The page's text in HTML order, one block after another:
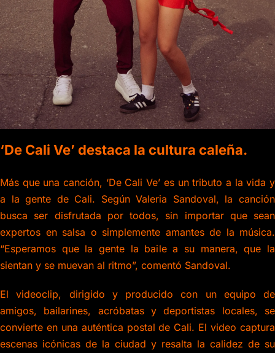
‘De Cali Ve’ destaca la cultura caleña.
Más que una canción, ‘De Cali Ve’ es un tributo a la vida y
a la gente de Cali. Según Valeria Sandoval, la canción
busca ser disfrutada por todos, sin importar que sean
expertos en salsa o simplemente amantes de la música.
“Esperamos que la gente la baile a su manera, que la
sientan y se muevan al ritmo”, comentó Sandoval.
El videoclip, dirigido y producido con un equipo de
amigos, bailarines, acróbatas y deportistas locales, se
convierte en una auténtica postal de Cali. El video captura
escenas icónicas de la ciudad y resalta la calidez de su